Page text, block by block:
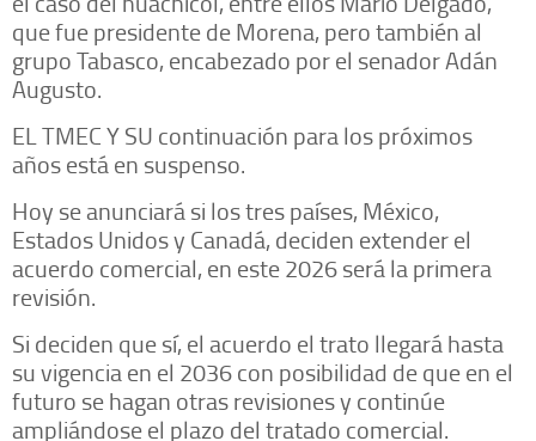
que fue presidente de Morena, pero también al
grupo Tabasco, encabezado por el senador Adán
Augusto.
EL TMEC Y SU continuación para los próximos
años está en suspenso.
Hoy se anunciará si los tres países, México,
Estados Unidos y Canadá, deciden extender el
acuerdo comercial, en este 2026 será la primera
revisión.
Si deciden que sí, el acuerdo el trato llegará hasta
su vigencia en el 2036 con posibilidad de que en el
futuro se hagan otras revisiones y continúe
ampliándose el plazo del tratado comercial.